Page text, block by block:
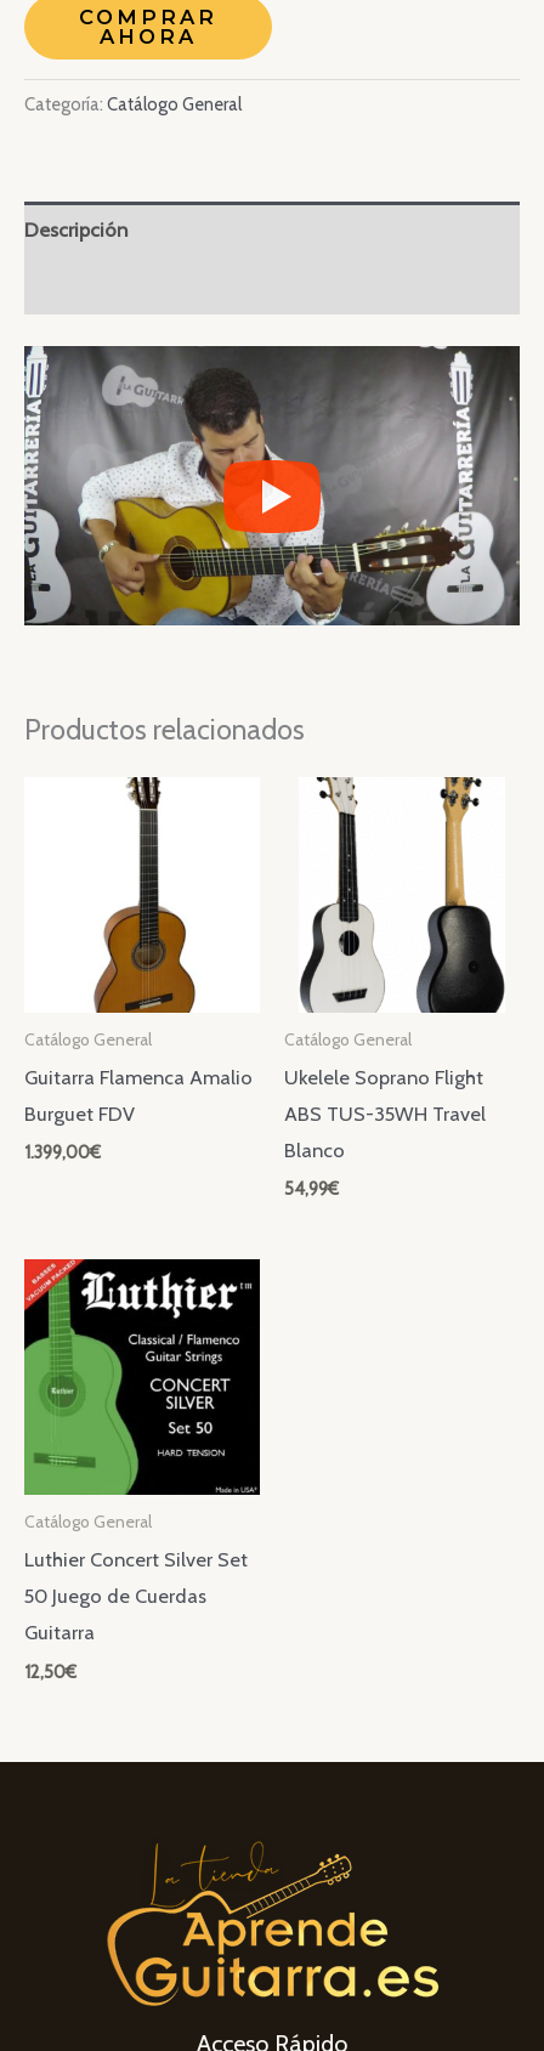
COMPRAR
AHORA
Categoría: Catálogo General
Descripción
Productos relacionados
Catálogo General
Guitarra Flamenca Amalio
Burguet FDV
1.399,00€
Catálogo General
Ukelele Soprano Flight
ABS TUS-35WH Travel
Blanco
54,99€
Catálogo General
Luthier Concert Silver Set
50 Juego de Cuerdas
Guitarra
12,50€
Acceso Rápido